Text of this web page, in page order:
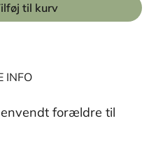
til kurv
INFO
forældre til